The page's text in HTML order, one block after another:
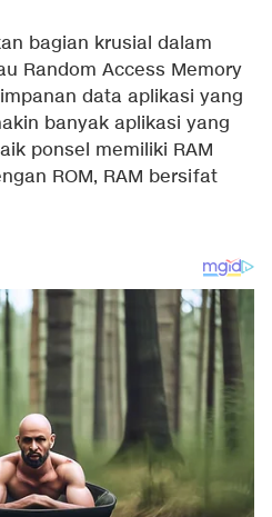
bagian krusial dalam
Random Access Memory
data aplikasi yang
banyak aplikasi yang
ponsel memiliki RAM
ROM, RAM bersifat